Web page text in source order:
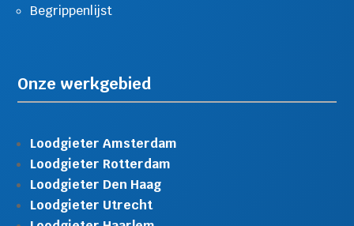
Begrippenlijst
Onze werkgebied
Loodgieter Amsterdam
Loodgieter Rotterdam
Loodgieter Den Haag
Loodgieter Utrecht